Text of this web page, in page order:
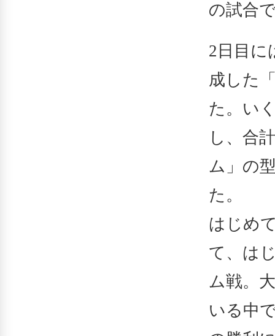
の試合
2日目に
成した
た。い
し、合
ム」の
た。
はじめ
て、は
ム戦。
いる中